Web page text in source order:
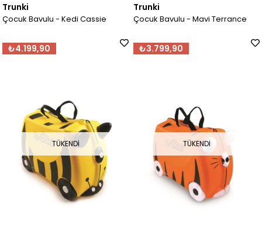
Trunki
Çocuk Bavulu - Kedi Cassie
₺4.199,90
Trunki
Çocuk Bavulu - Mavi Terrance
₺3.799,90
TÜKENDI TÜKENDI